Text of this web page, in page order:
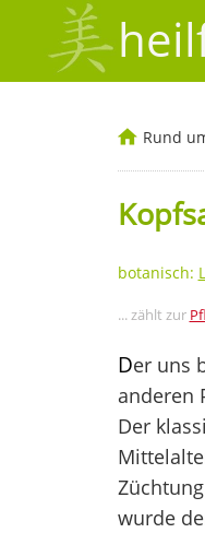
Rund
botanisch:
... zählt zur
Der uns
anderen
Der
wurde